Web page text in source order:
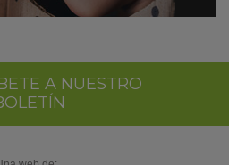
A NUESTRO